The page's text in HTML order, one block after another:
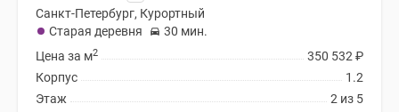
Санкт-Петербург, Курортный
Старая деревня
30 мин.
350 532 ₽
Цена за м2
1.2
Корпус
2 из 5
Этаж